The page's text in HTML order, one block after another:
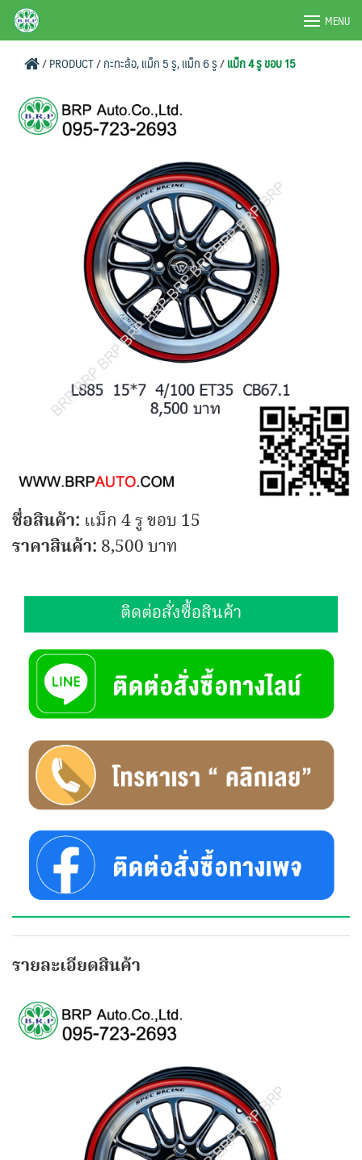
SkipBRPAUTO.COM MENU
/PRODUCT/กะทะล้อ, แม็ก 5 รู, แม็ก 6 รู/แม็ก 4 รู ขอบ 15
ชื่อสินค้า: แม็ก 4 รู ขอบ 15
ราคาสินค้า: 8,500 บาท
ติดต่อสั่งซื้อสินค้า
รายละเอียดสินค้า